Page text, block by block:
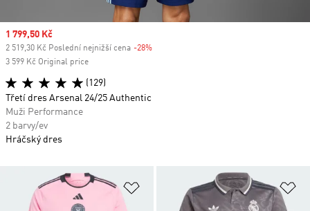
Přidat do seznamu přání
Sale price
1 799,50 Kč
2 519,30 Kč Poslední nejnižší cena -28%
3 599 Kč Original price
(129)
Třetí dres Arsenal 24/25 Authentic
Muži Performance
2 barvy/ev
Hráčský dres